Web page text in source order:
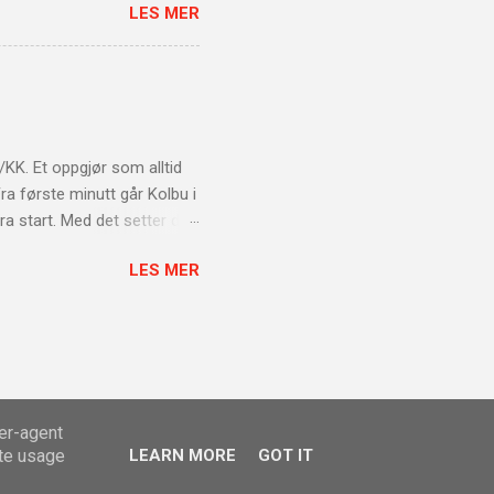
på ungdommen og
faglig bakgrunn. Han har
del av klubben de
kamper for klubben
både på og
LES MER
Et oppgjør som alltid
første minutt går Kolbu i
start. Med det setter de
0 og 3-0 til hjemmelaget
setter spikeren i kista
LES MER
agent
usage
LEARN MORE GOT IT